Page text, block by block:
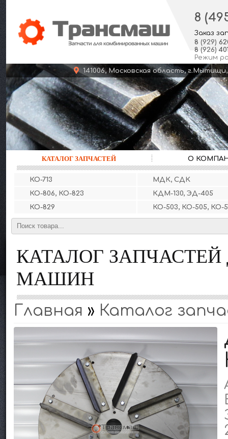
8
Заказ
8 (929)
8 (926)
Режим
141006, Московская область,
КАТАЛОГ ЗАПЧАСТЕЙ О
КО-713
МДК, СДК
КО-806, КО-823
КДМ-130, ЭД-405
КО-829
КО-503, КО-505, КО-
КАТАЛОГ
МАШИН
Главная » Каталог